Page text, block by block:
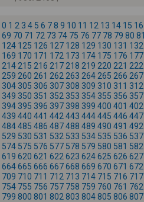
0 1 2 3 4 5 6 78 9 10 11 12 13 14 15 16
69 70 71 72 73 74 75 76 77 78 79 80 81
124 125 126 127 128 129 130 131 132
169 170 171 172 173 174 175 176 177
214 215 216 217 218 219 220 221 222
259 260 261 262 263 264 265 266 267
304 305 306 307 308 309 310 311 312
349 350 351 352 353 354 355 356 357
394 395 396 397 398 399 400 401 402
439 440 441 442 443 444445 446 447
484485 486 487488 489 490 491 492
529 530 531 532 533 534 535 536 537
574 575 576 577 578 579 580 581 582
619 620 621 622 623 624625 626 627
664665 666 667668 669 670 671 672
709 710 711 712 713 714 715 716 717
754 755 756 757 758 759 760 761 762
799 800 801 802 803 804805 806 807